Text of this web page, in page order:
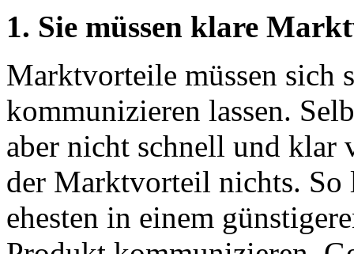
1. Sie müssen klare
Marktvorteile müssen sich
kommunizieren lassen.
aber nicht schnell und klar
der Marktvorteil nichts. So
ehesten in einem